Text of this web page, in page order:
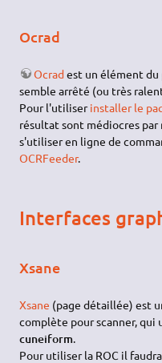
Ocrad
Ocradest un élément
semble arrêté (ou très
Pour l'utiliserinstaller le
résultat sont médiocres
s'utiliser en ligne de
OCRFeeder.
Interfaces
Xsane
Xsane (page détaillée) est
complète pour scanner,
cuneiform.
Pour utiliser la ROC il